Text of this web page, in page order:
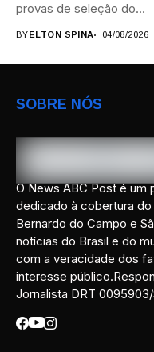
provas de seleção do...
BYELTON SPINA 04/08/2026
SOBRE NÓS
O News ABC Post é um
dedicado à cobertura do
Bernardo do Campo e
notícias do Brasil e do
com a veracidade dos
interesse
Jornalista DRT 0095903/